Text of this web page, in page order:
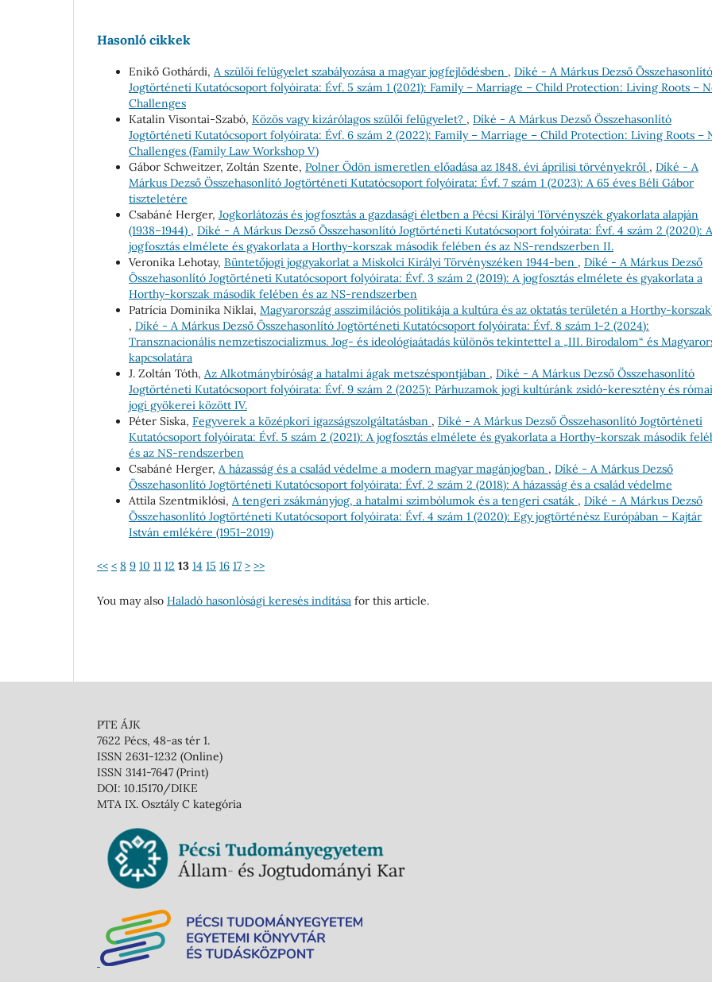
Hasonló cikkek
Enikő Gothárdi, A szülői felügyelet szabályozása a magyar jogfejlődésben , Díké - A Márkus Dezső Összehasonlító
Jogtörténeti Kutatócsoport folyóirata: Évf. 5 szám 1 (2021): Family – Marriage – Child Protection: Living Roots –
Challenges
Katalin Visontai-Szabó, Közös vagy kizárólagos szülői felügyelet? , Díké - A Márkus Dezső Összehasonlító
Jogtörténeti Kutatócsoport folyóirata: Évf. 6 szám 2 (2022): Family – Marriage – Child Protection: Living Roots –
Challenges (Family Law Workshop V)
Gábor Schweitzer, Zoltán Szente, Polner Ödön ismeretlen előadása az 1848. évi áprilisi törvényekről , Díké - A
Márkus Dezső Összehasonlító Jogtörténeti Kutatócsoport folyóirata: Évf. 7 szám 1 (2023): A 65 éves Béli Gábor
tiszteletére
Csabáné Herger, Jogkorlátozás és jogfosztás a gazdasági életben a Pécsi Királyi Törvényszék gyakorlata alapján
(1938–1944) , Díké - A Márkus Dezső Összehasonlító Jogtörténeti Kutatócsoport folyóirata: Évf. 4 szám 2 (2020): A
jogfosztás elmélete és gyakorlata a Horthy-korszak második felében és az NS-rendszerben II.
Veronika Lehotay, Büntetőjogi joggyakorlat a Miskolci Királyi Törvényszéken 1944-ben , Díké - A Márkus Dezső
Összehasonlító Jogtörténeti Kutatócsoport folyóirata: Évf. 3 szám 2 (2019): A jogfosztás elmélete és gyakorlata a
Horthy-korszak második felében és az NS-rendszerben
Patrícia Dominika Niklai, Magyarország asszimilációs politikája a kultúra és az oktatás területén a Horthy-
, Díké - A Márkus Dezső Összehasonlító Jogtörténeti Kutatócsoport folyóirata: Évf. 8 szám 1-2 (2024):
Transznacionális nemzetiszocializmus. Jog- és ideológiaátadás különös tekintettel a „III. Birodalom“ és
kapcsolatára
J. Zoltán Tóth, Az Alkotmánybíróság a hatalmi ágak metszéspontjában , Díké - A Márkus Dezső Összehasonlító
Jogtörténeti Kutatócsoport folyóirata: Évf. 9 szám 2 (2025): Párhuzamok jogi kultúránk zsidó-keresztény és római
jogi gyökerei között IV.
Péter Siska, Fegyverek a középkori igazságszolgáltatásban , Díké - A Márkus Dezső Összehasonlító Jogtörténeti
Kutatócsoport folyóirata: Évf. 5 szám 2 (2021): A jogfosztás elmélete és gyakorlata a Horthy-korszak második
és az NS-rendszerben
Csabáné Herger, A házasság és a család védelme a modern magyar magánjogban , Díké - A Márkus Dezső
Összehasonlító Jogtörténeti Kutatócsoport folyóirata: Évf. 2 szám 2 (2018): A házasság és a család védelme
Attila Szentmiklósi, A tengeri zsákmányjog, a hatalmi szimbólumok és a tengeri csaták , Díké - A Márkus Dezső
Összehasonlító Jogtörténeti Kutatócsoport folyóirata: Évf. 4 szám 1 (2020): Egy jogtörténész Európában – Kajtár
István emlékére (1951–2019)
<< < 8 9 10 11 12 13 14 15 16 17 > >>
You may also Haladó hasonlósági keresés indítása for this article.
PTE ÁJK
7622 Pécs, 48-as tér 1.
ISSN 2631-1232 (Online)
ISSN 3141-7647 (Print)
DOI: 10.15170/DIKE
MTA IX. Osztály C kategória